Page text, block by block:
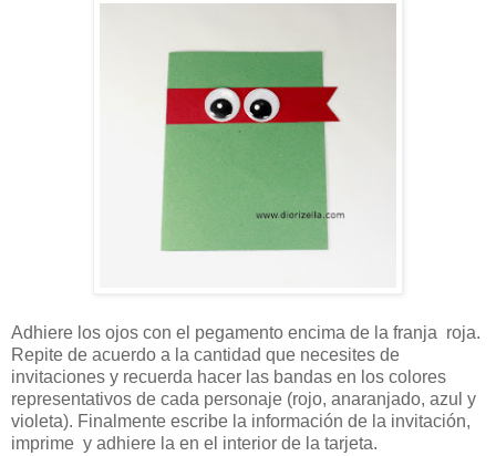
Adhiere los ojos con el pegamento encima de la franja roja.
Repite de acuerdo a la cantidad que necesites de
invitaciones y recuerda hacer las bandas en los colores
representativos de cada personaje (rojo, anaranjado, azul y
violeta). Finalmente escribe la información de la invitación,
imprime y adhiere la en el interior de la tarjeta.